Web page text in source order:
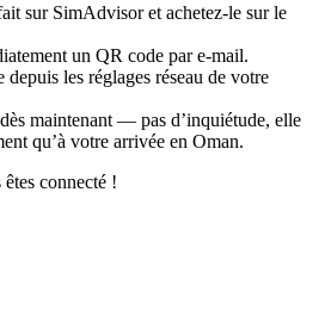
sur SimAdvisor et achetez-le sur le
un QR code par e-mail.
depuis les réglages réseau de votre
maintenant — pas d’inquiétude, elle
qu’à votre arrivée en Oman.
connecté !